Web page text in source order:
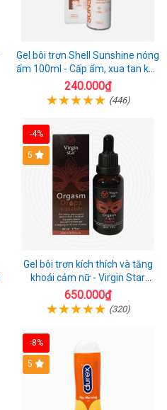
Gel bôi trơn Shell Sunshine nóng
ấm 100ml - Cấp ẩm, xua tan khô
hạn nhanh
240.000₫
(446)
-4%
Hot
5
Gel bôi trơn kích thích và tăng
khoái cảm nữ - Virgin Star
Orgasm Drops Kissable - Chai
30ml
650.000₫
(320)
-8%
Hot
5